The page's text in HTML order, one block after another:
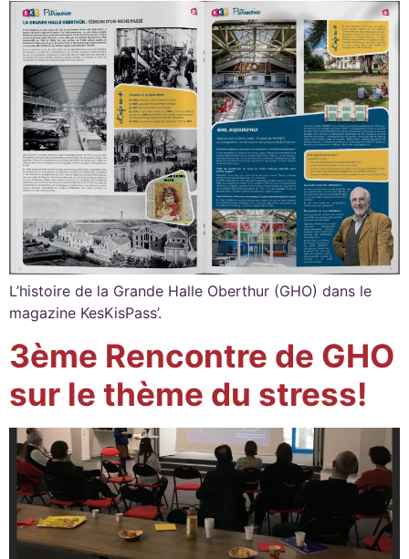
L’histoire de la Grande Halle Oberthur (GHO) dans le
magazine KesKisPass’.
3ème Rencontre de GHO
sur le thème du stress!